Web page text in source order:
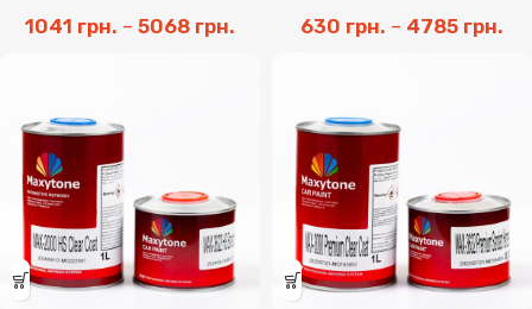
1041 грн. – 5068 грн. 630 грн. – 4785 грн.